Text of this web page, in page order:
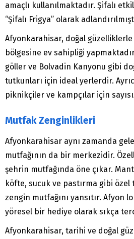
amaçlı kullanılmaktadır. Şifalı
“Şifalı Frigya” olarak
Afyonkarahisar, doğal
bölgesine ev sahipliği
göller ve Bolvadin Kanyonu gibi
tutkunları için ideal yerlerdir.
piknikçiler ve kampçılar için
Mutfak Zenginlikleri
Afyonkarahisar aynı zamanda
mutfağının da bir merkezidir.
şehrin mutfağında öne çıkar.
köfte, sucuk ve pastırma gibi
zengin mutfağını yansıtır. Afyon
yöresel bir hediye olarak sıkça
Afyonkarahisar, tarihi ve doğal